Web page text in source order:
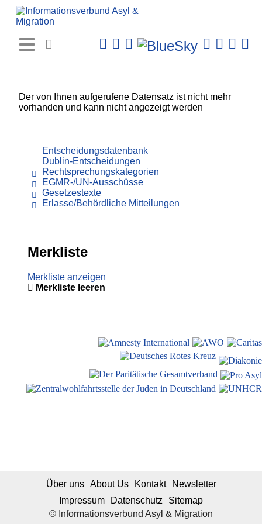
Der von Ihnen aufgerufene Datensatz ist nicht mehr
vorhanden und kann nicht angezeigt werden
Entscheidungsdatenbank
Dublin-Entscheidungen
Rechtsprechungskategorien
EGMR-/UN-Ausschüsse
Gesetzestexte
Erlasse/Behördliche Mitteilungen
Merkliste
Merkliste anzeigen
Merkliste leeren
© Informationsverbund Asyl & Migration
Über uns About Us Kontakt
Newsletter
Impressum
Datenschutz Sitemap